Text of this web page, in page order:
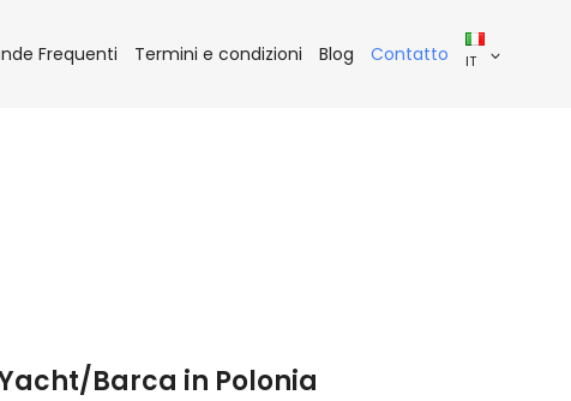
Frequenti Termini e condizioni Blog Contatto IT
Barca in Polonia